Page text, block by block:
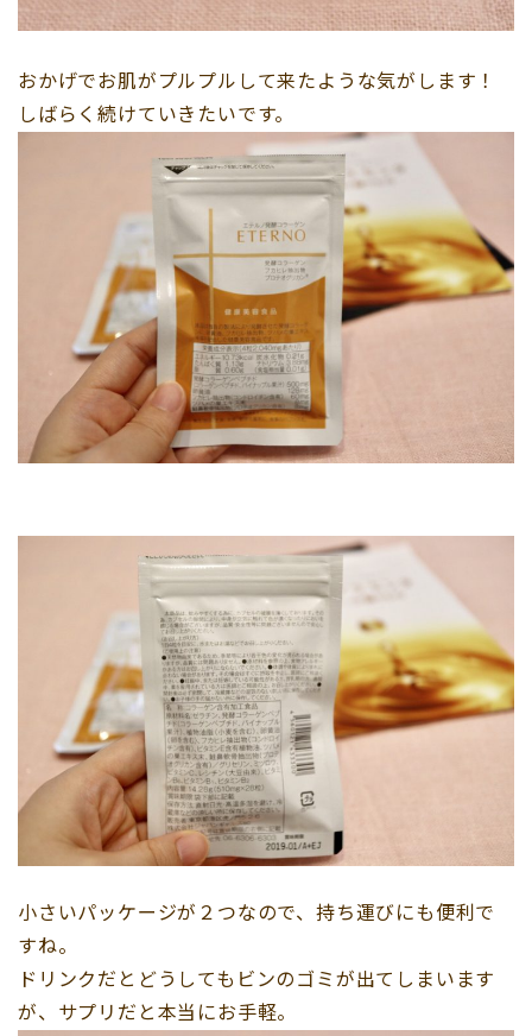
おかげでお肌がプルプルして来たような気がします！
しばらく続けていきたいです。
小さいパッケージが２つなので、持ち運びにも便利で
すね。
ドリンクだとどうしてもビンのゴミが出てしまいます
が、サプリだと本当にお手軽。